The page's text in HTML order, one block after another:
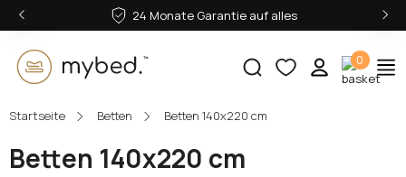
24 Monate Garantie auf alles
‹ ›
0
Startseite Betten Betten 140x220 cm
E-Mail:
Betten 140x220 cm